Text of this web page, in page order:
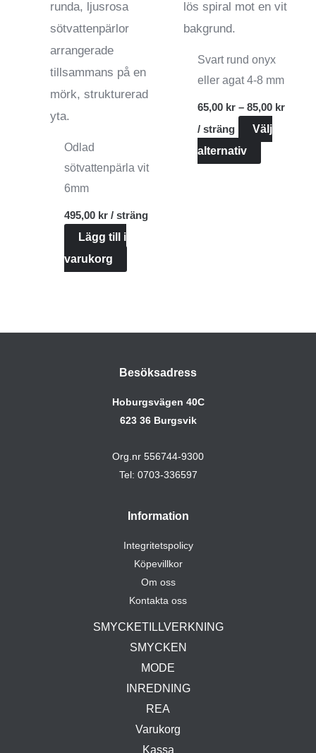
Odlad
sötvattenpärla vit
6mm
495,00 kr / sträng
Lägg till i
varukorg
Svart rund onyx
eller agat 4-8 mm
65,00 kr – 85,00 kr
/ sträng
Välj
alternativ
Besöksadress
Hoburgsvägen 40C
623 36 Burgsvik
Org.nr 556744-9300
Tel: 0703-336597
Information
Integritetspolicy
Köpevillkor
Om oss
Kontakta oss
SMYCKETILLVERKNING
SMYCKEN
MODE
INREDNING
REA
Varukorg
Kassa